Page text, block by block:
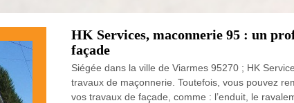
HK Services, maconnerie 95 : un
façade
Siégée dans la ville de Viarmes 95270 ; HK
travaux de maçonnerie. Toutefois, vous pouvez
vos travaux de façade, comme : l’enduit, le